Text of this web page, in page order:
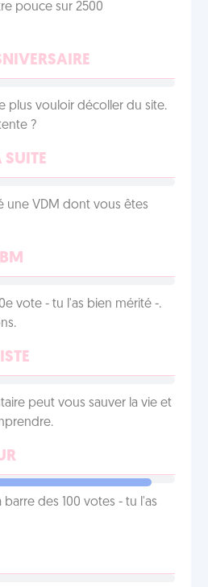
pouce sur 2500
plus vouloir décoller du site.
?
SUITE
une VDM dont vous êtes
vote - tu l'as bien mérité -.
peut vous sauver la vie et
des 100 votes - tu l'as